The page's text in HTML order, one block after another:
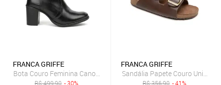
FRANCA GRIFFE
Bota Couro Feminina Cano Curto Salto Médio 7cm Bloco Fachete
R$499,90 - 30%
FRANCA GRIFFE
Sandália Papete Couro
R$356,90 - 41%